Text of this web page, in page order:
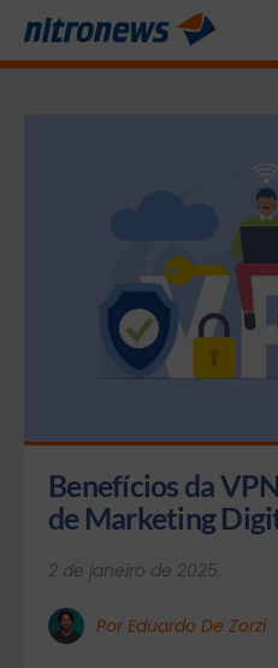
Benefícios da
de Marketing
2 de janeiro de 2025.
Por Eduardo De Zorzi